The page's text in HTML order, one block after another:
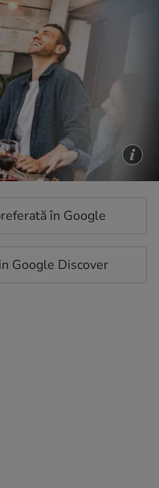
în Google
in Google Discover